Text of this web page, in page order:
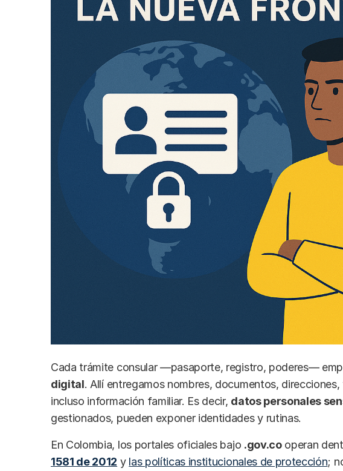
Cada trámite consular —pasaporte, registro, poderes—
digital. Allí entregamos nombres, documentos,
incluso información familiar. Es decir, datos personales
gestionados, pueden exponer identidades y rutinas.
En Colombia, los portales oficiales bajo .gov.cooperan
1581 de 2012 y las políticas institucionales de protección;